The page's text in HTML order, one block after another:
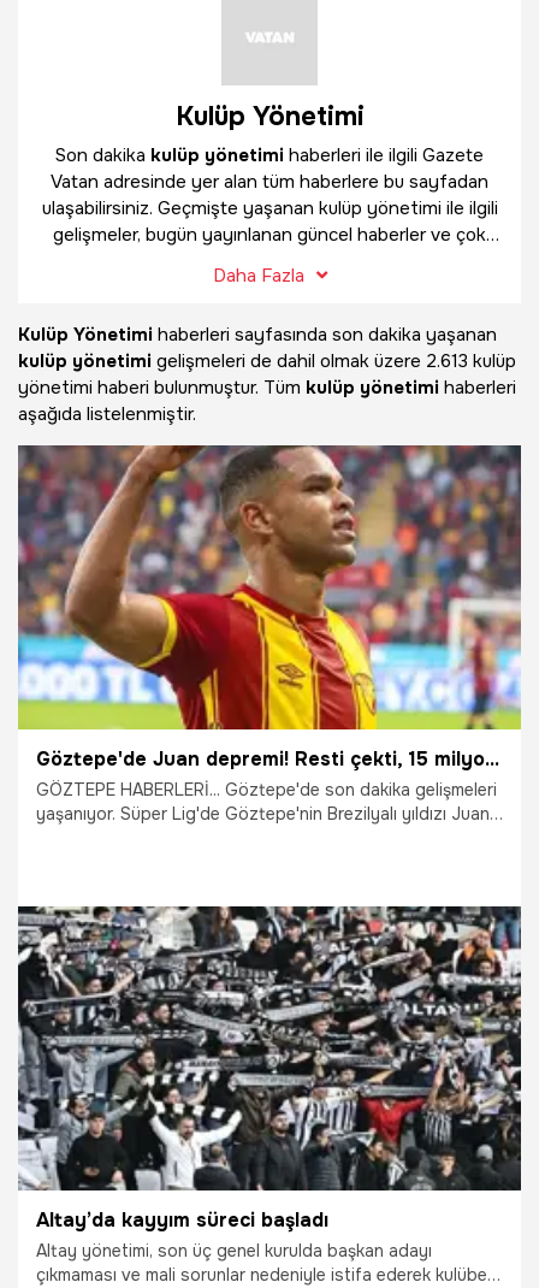
Kulüp Yönetimi
Son dakika kulüp yönetimi haberleri ile ilgili Gazete
Vatan adresinde yer alan tüm haberlere bu sayfadan
ulaşabilirsiniz. Geçmişte yaşanan kulüp yönetimi ile ilgili
gelişmeler, bugün yayınlanan güncel haberler ve çok
bulabilirsiniz.
Daha Fazla
Kulüp Yönetimi haberleri sayfasında son dakika yaşanan
kulüp yönetimi gelişmeleri de dahil olmak üzere 2.613 kulüp
yönetimi haberi bulunmuştur. Tüm kulüp yönetimi haberleri
aşağıda listelenmiştir.
Göztepe'de Juan depremi! Resti çekti, 15 milyon Euro yalan oldu
GÖZTEPE HABERLERİ... Göztepe'de son dakika gelişmeleri
yaşanıyor. Süper Lig'de Göztepe'nin Brezilyalı yıldızı Juan,
4.08.2026 İzmir
Altay’da kayyım süreci başladı
Altay yönetimi, son üç genel kurulda başkan adayı
çıkmaması ve mali sorunlar nedeniyle istifa ederek kulübe